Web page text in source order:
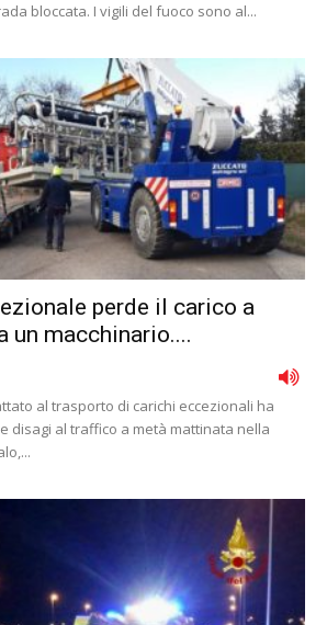
bloccata. I vigili del fuoco sono al...
perde il carico a
un macchinario....
al trasporto di carichi eccezionali ha
disagi al traffico a metà mattinata nella